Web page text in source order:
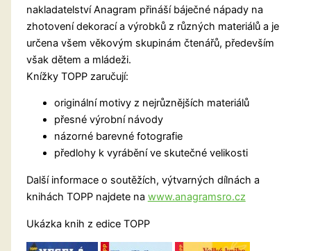
nakladatelství Anagram přináší báječné nápady na
zhotovení dekorací a výrobků z různých materiálů a je
určena všem věkovým skupinám čtenářů, především
však dětem a mládeži.
Knížky TOPP zaručují:
originální motivy z nejrůznějších materiálů
přesné výrobní návody
názorné barevné fotografie
předlohy k vyrábění ve skutečné velikosti
Další informace o soutěžích, výtvarných dílnách a
knihách TOPP najdete na www.anagramsro.cz
Ukázka knih z edice TOPP